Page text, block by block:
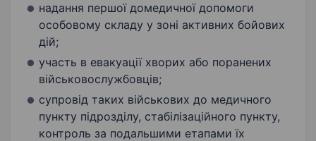
надання першої домедичної допомоги
особовому складу у зоні активних бойових
дій;
участь в евакуації хворих або поранених
військовослужбовців;
супровід таких військових до медичного
пункту підрозділу, стабілізаційного пункту,
контроль за подальшими етапами їх